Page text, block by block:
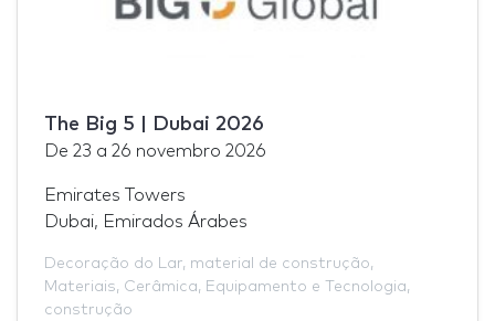
The Big 5 | Dubai 2026
De 23 a 26 novembro 2026
Emirates Towers
Dubai, Emirados Árabes
Decoração do Lar, material de construção,
Materiais, Cerâmica, Equipamento e Tecnologia,
construção